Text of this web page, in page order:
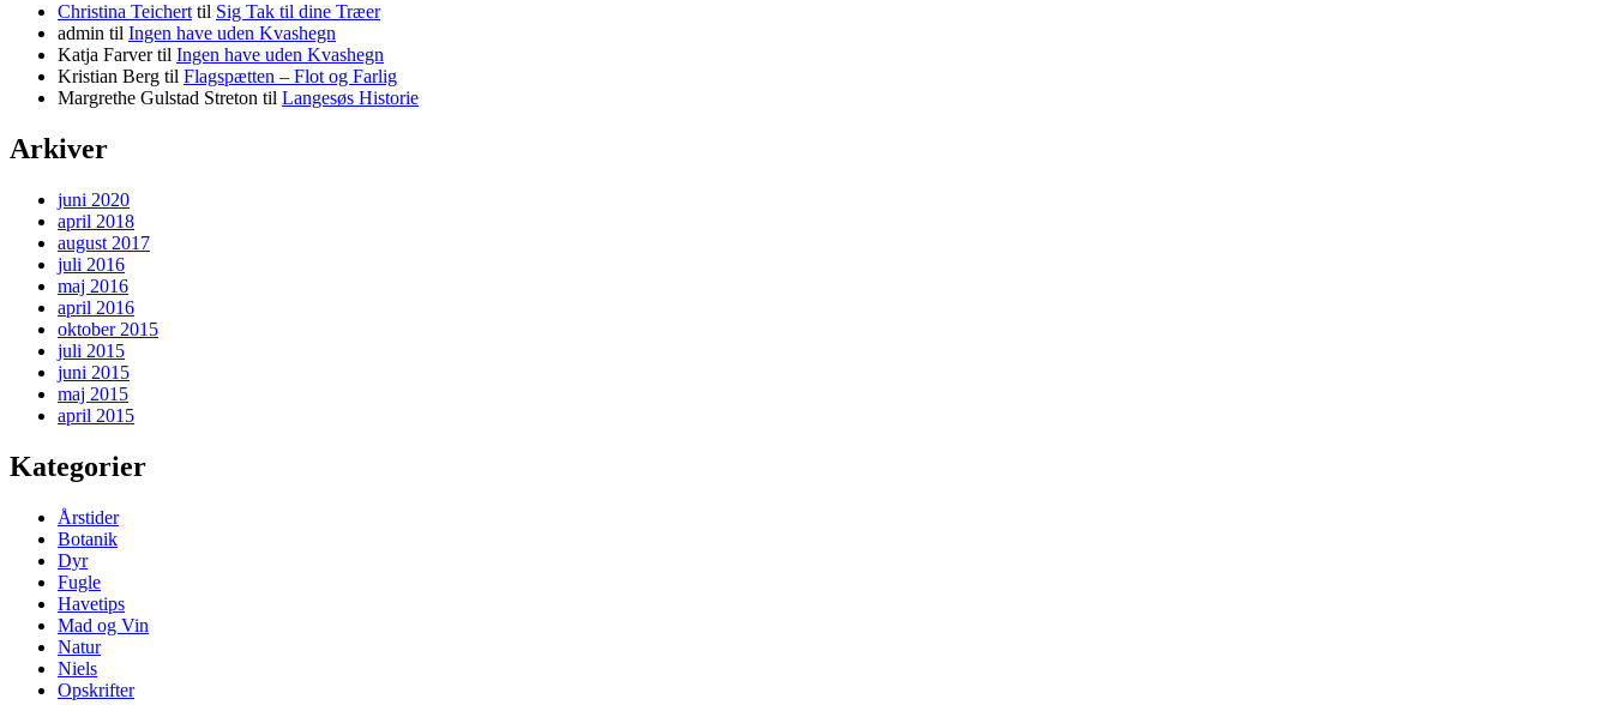
Christina Teichert til Sig Tak til dine Træer
admin til Ingen have uden Kvashegn
Katja Farvertil Ingen have uden Kvashegn
Kristian Berg til Flagspætten – Flot og Farlig
Margrethe Gulstad Streton til Langesøs Historie
Arkiver
juni 2020
april 2018
august 2017
juli 2016
maj 2016
april 2016
oktober 2015
juli 2015
juni 2015
maj 2015
april 2015
Kategorier
Årstider
Botanik
Dyr
Fugle
Havetips
Mad og Vin
Natur
Niels
Opskrifter